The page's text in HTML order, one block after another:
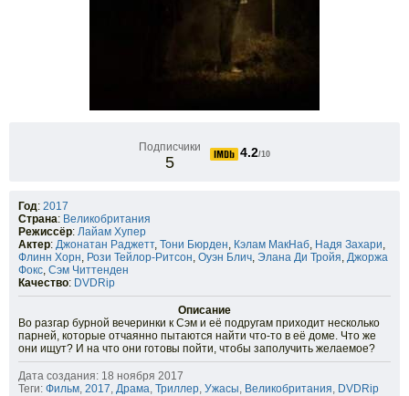
Подписчики
5
4.2/10
Год: 2017
Страна: Великобритания
Режиссёр: Лайам Хупер
Актер: Джонатан Раджетт, Тони Бюрден, Кэлам МакНаб, Надя Захари,
Флинн Хорн, Рози Тейлор-Ритсон, Оуэн Блич, Элана Ди Тройя, Джоржа
Фокс, Сэм Читтенден
Качество: DVDRip
Описание
Во разгар бурной вечеринки к Сэм и её подругам приходит несколько
парней, которые отчаянно пытаются найти что-то в её доме. Что же
они ищут? И на что они готовы пойти, чтобы заполучить желаемое?
Дата создания: 18 ноября 2017
Теги: Фильм, 2017, Драма, Триллер, Ужасы, Великобритания, DVDRip